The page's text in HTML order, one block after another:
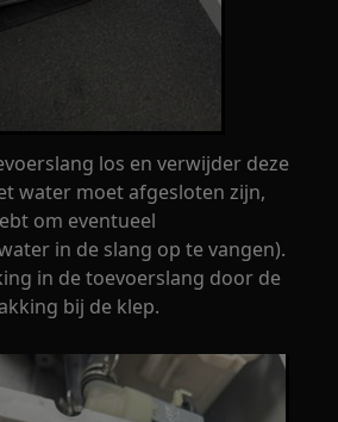
los en verwijder deze
water moet afgesloten zijn,
om eventueel
in de slang op te vangen).
in de toevoerslang door de
bij de klep.